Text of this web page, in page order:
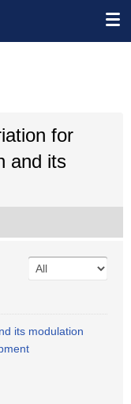
for
and its
its modulation